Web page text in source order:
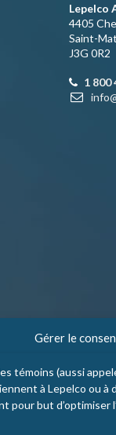
Gérer le
témoins (aussi
à Lepelco ou
pour but d’optimiser
Lepelco
4405
Saint-
J3G 0R2
1 800